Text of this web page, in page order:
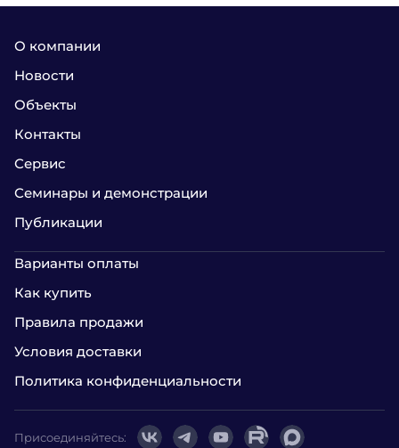
О компании
Новости
Объекты
Контакты
Сервис
Семинары и демонстрации
Публикации
Варианты оплаты
Как купить
Правила продажи
Условия доставки
Политика конфиденциальности
Присоединяйтесь: